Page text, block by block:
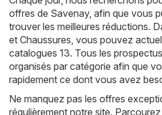
offres de Savenay, afin que vous
trouver les meilleures réductions.
et Chaussures, vous pouvez
catalogues 13. Tous les
organisés par catégorie afin que
rapidement ce dont vous avez
Ne manquez pas les offres
régulièrement notre site.